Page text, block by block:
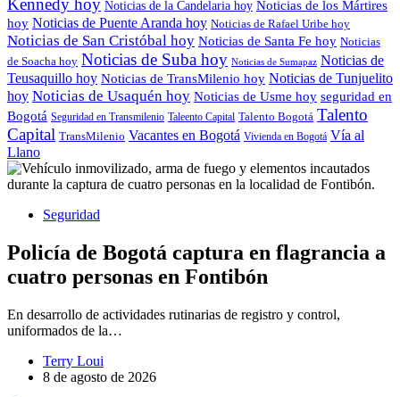
Kennedy hoy Noticias de la Candelaria hoy Noticias de los Mártires
hoy Noticias de Puente Aranda hoy Noticias de Rafael Uribe hoy
Noticias de San Cristóbal hoy Noticias de Santa Fe hoy Noticias
de Soacha hoy Noticias de Suba hoy Noticias de Sumapaz Noticias de
Teusaquillo hoy Noticias de TransMilenio hoy Noticias de Tunjuelito
hoy Noticias de Usaquén hoy Noticias de Usme hoy seguridad en
Bogotá Seguridad en Transmilenio Taleento Capital Talento Bogotá Talento
Capital TransMilenio Vacantes en Bogotá Vivienda en Bogotá Vía al
Llano
Seguridad
Policía de Bogotá captura en flagrancia a
cuatro personas en Fontibón
En desarrollo de actividades rutinarias de registro y control,
uniformados de la…
Terry Loui
8 de agosto de 2026